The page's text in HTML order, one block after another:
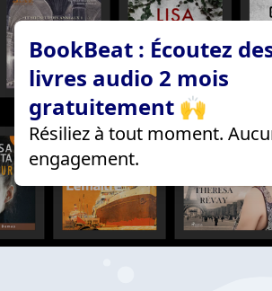
BookBeat : Écoutez
livres audio 2 mois
gratuitement 🙌
Résiliez à tout moment.
engagement.